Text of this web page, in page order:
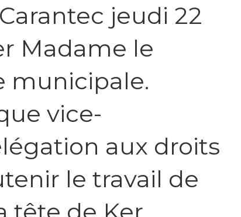
jeudi 22
Madame le
municipale.
vice-
aux droits
le travail de